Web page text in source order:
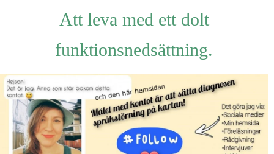
Att leva med ett dolt
funktionsnedsättning.